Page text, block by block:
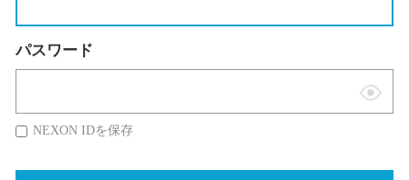
パスワード
表
替
NEXON IDを保存